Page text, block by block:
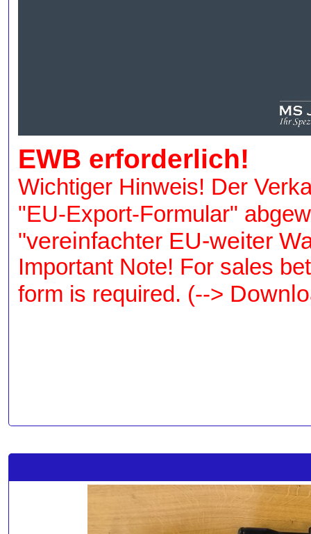
EWB erforderlich!
Wichtiger Hinweis! Der
"EU-Export-Formular"
"vereinfachter EU-weiter
Important Note! For sales
form is required. (-->